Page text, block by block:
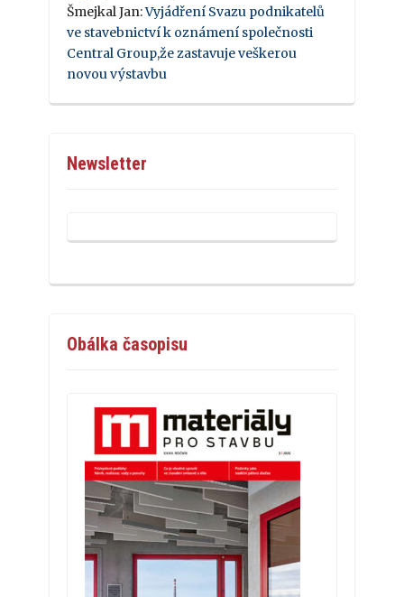
Šmejkal Jan:Vyjádření Svazu podnikatelů
ve stavebnictví k oznámení společnosti
Central Group,že zastavuje veškerou
novou výstavbu
Newsletter
Obálka časopisu